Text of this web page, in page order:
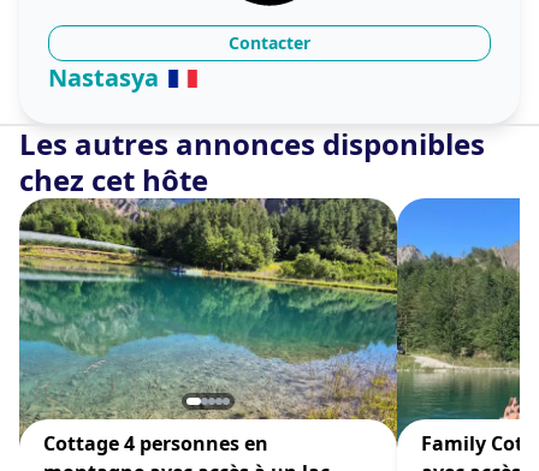
Contacter
Nastasya
Les autres annonces disponibles
chez cet hôte
Cottage 4 personnes en
Family